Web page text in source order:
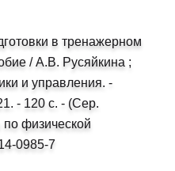
в тренажерном
/ А.В. Русяйкина ;
и управления. -
- 120 с. - (Сер.
физической
0985-7